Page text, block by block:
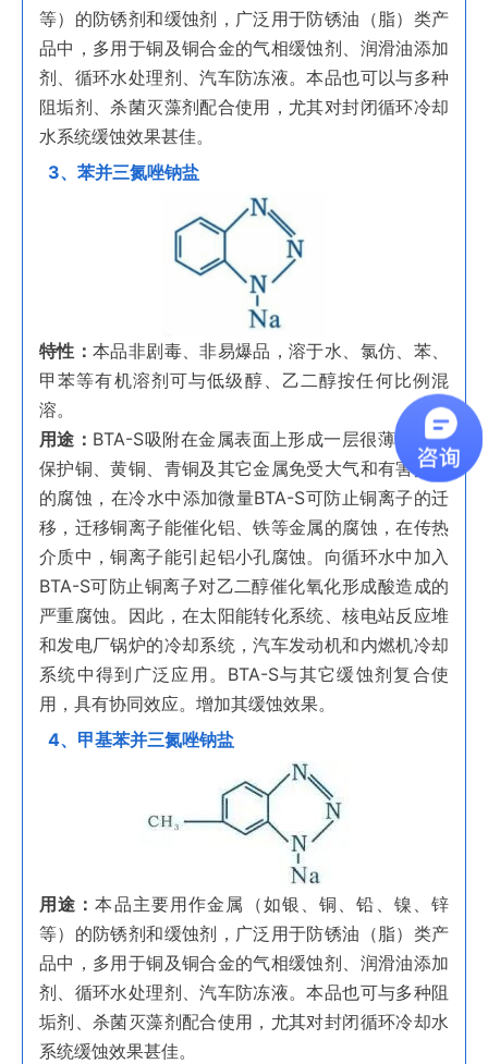
等）的防锈剂和缓蚀剂，广泛用于防锈油（脂）类产
品中，多用于铜及铜合金的气相缓蚀剂、润滑油添加
剂、循环水处理剂、汽车防冻液。本品也可以与多种
阻垢剂、杀菌灭藻剂配合使用，尤其对封闭循环冷却
水系统缓蚀效果甚佳。
3、苯并三氮唑钠盐
特性：本品非剧毒、非易爆品，溶于水、氯仿、苯、
甲苯等有机溶剂可与低级醇、乙二醇按任何比例混
溶。
用途： BTA-S吸附在金属表面上形成一层很薄的膜，
保护铜、黄铜、青铜及其它金属免受大气和有害介质
的腐蚀，在冷水中添加微量BTA-S可防止铜离子的迁
移，迁移铜离子能催化铝、铁等金属的腐蚀，在传热
介质中，铜离子能引起铝小孔腐蚀。向循环水中加入
BTA-S可防止铜离子对乙二醇催化氧化形成酸造成的
严重腐蚀。因此，在太阳能转化系统、核电站反应堆
和发电厂锅炉的冷却系统，汽车发动机和内燃机冷却
系统中得到广泛应用。BTA-S与其它缓蚀剂复合使
用，具有协同效应。增加其缓蚀效果。
4、甲基苯并三氮唑钠盐
用途：本品主要用作金属（如银、铜、铅、镍、锌
等）的防锈剂和缓蚀剂，广泛用于防锈油（脂）类产
品中，多用于铜及铜合金的气相缓蚀剂、润滑油添加
剂、循环水处理剂、汽车防冻液。本品也可与多种阻
垢剂、杀菌灭藻剂配合使用，尤其对封闭循环冷却水
系统缓蚀效果甚佳。